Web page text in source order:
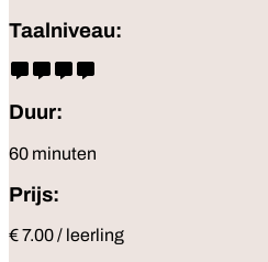
Taalniveau:
Duur:
60 minuten
Prijs:
€ 7.00 / leerling